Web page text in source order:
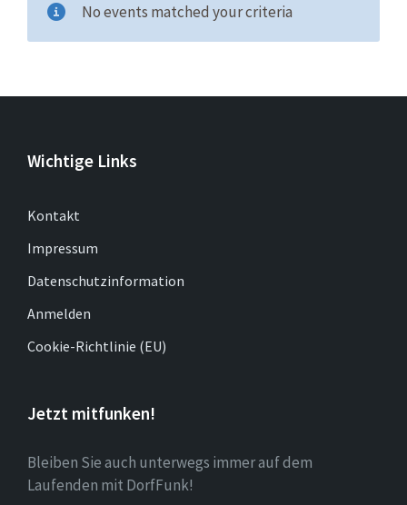
No events matched your criteria
Wichtige Links
Kontakt
Impressum
Datenschutzinformation
Anmelden
Cookie-Richtlinie (EU)
Jetzt mitfunken!
Bleiben Sie auch unterwegs immer auf dem
Laufenden mit DorfFunk!